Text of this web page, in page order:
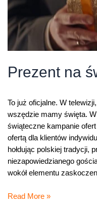
Prezent na
To już oficjalne. W
wszędzie mamy święta.
świąteczne kampanie
ofertą dla klientów
hołdując polskiej tradycji,
niezapowiedzianego
wokół elementu
Prezent
Read More »